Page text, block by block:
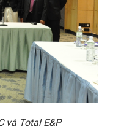
và Total E&P